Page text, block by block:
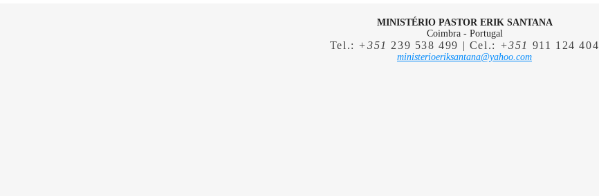
MINISTÉRIO PASTOR ERIK SANTANA
Coimbra - Portugal
Tel.: +351 239 538 499 | Cel.: +351 911 124 404
ministerioeriksantana@yahoo.com